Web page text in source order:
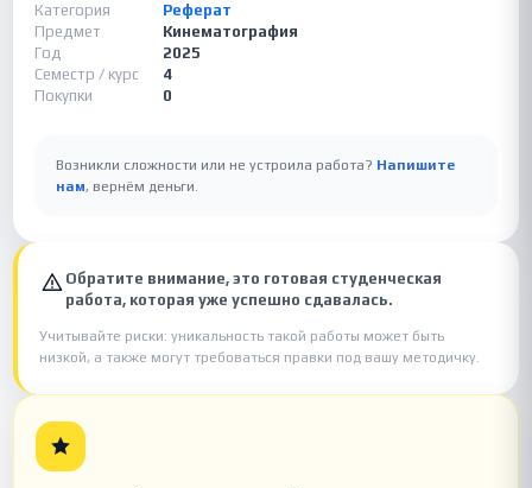
Категория
Реферат
Предмет
Кинематография
Год
2025
Семестр / курс
4
Покупки
0
Возникли сложности или не устроила работа? Напишите
нам, вернём деньги.
Обратите внимание, это готовая студенческая
работа, которая уже успешно сдавалась.
Учитывайте риски: уникальность такой работы может быть
низкой, а также могут требоваться правки под вашу методичку.